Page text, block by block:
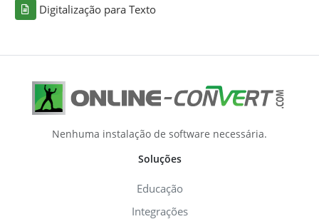
Digitalização para Texto
Nenhuma instalação de software necessária.
Soluções
Educação
Integrações